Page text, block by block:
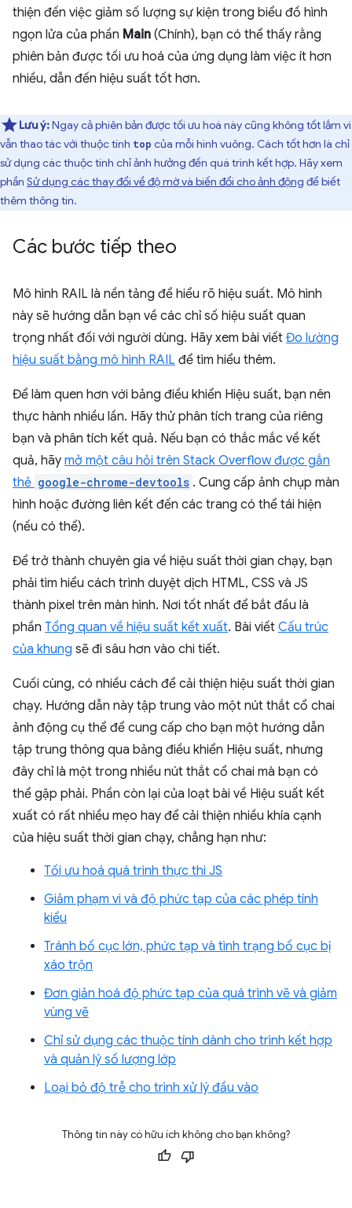
thiện đến việc giảm số lượng sự kiện trong biểu đồ hình
ngọn lửa của phần Main (Chính), bạn có thể thấy rằng
phiên bản được tối ưu hoá của ứng dụng làm việc ít hơn
nhiều, dẫn đến hiệu suất tốt hơn.
Lưu ý:Ngay cả phiên bản được tối ưu hoá này cũng không tốt lắm vì
vẫn thao tác với thuộc tính top của mỗi hình vuông. Cách tốt hơn là chỉ
sử dụng các thuộc tính chỉ ảnh hưởng đến quá trình kết hợp. Hãy xem
phần Sử dụng các thay đổi về độ mờ và biến đổi cho ảnh động để biết
thêm thông tin.
Các bước tiếp theo
Mô hình RAIL là nền tảng để hiểu rõ hiệu suất. Mô hình
này sẽ hướng dẫn bạn về các chỉ số hiệu suất quan
trọng nhất đối với người dùng. Hãy xem bài viết Đo lường
hiệu suất bằng mô hình RAIL để tìm hiểu thêm.
Để làm quen hơn với bảng điều khiển Hiệu suất, bạn nên
thực hành nhiều lần. Hãy thử phân tích trang của riêng
bạn và phân tích kết quả. Nếu bạn có thắc mắc về kết
quả, hãy mở một câu hỏi trên Stack Overflow được gắn
thẻ google-chrome-devtools . Cung cấp ảnh chụp màn
hình hoặc đường liên kết đến các trang có thể tái hiện
(nếu có thể).
Để trở thành chuyên gia về hiệu suất thời gian chạy, bạn
phải tìm hiểu cách trình duyệt dịch HTML, CSS và JS
thành pixel trên màn hình. Nơi tốt nhất để bắt đầu là
phần Tổng quan về hiệu suất kết xuất. Bài viết Cấu trúc
của khung sẽ đi sâu hơn vào chi tiết.
Cuối cùng, có nhiều cách để cải thiện hiệu suất thời gian
chạy. Hướng dẫn này tập trung vào một nút thắt cổ chai
ảnh động cụ thể để cung cấp cho bạn một hướng dẫn
tập trung thông qua bảng điều khiển Hiệu suất, nhưng
đây chỉ là một trong nhiều nút thắt cổ chai mà bạn có
thể gặp phải. Phần còn lại của loạt bài về Hiệu suất kết
xuất có rất nhiều mẹo hay để cải thiện nhiều khía cạnh
của hiệu suất thời gian chạy, chẳng hạn như:
Tối ưu hoá quá trình thực thi JS
Giảm phạm vi và độ phức tạp của các phép tính
kiểu
Tránh bố cục lớn, phức tạp và tình trạng bố cục bị
xáo trộn
Đơn giản hoá độ phức tạp của quá trình vẽ và giảm
vùng vẽ
Chỉ sử dụng các thuộc tính dành cho trình kết hợp
và quản lý số lượng lớp
Loại bỏ độ trễ cho trình xử lý đầu vào
Thông tin này có hữu ích không cho bạn không?